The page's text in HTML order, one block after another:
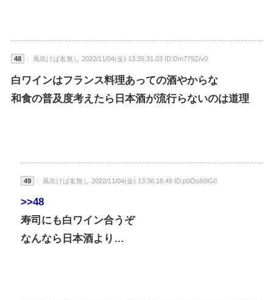
48 ： 風吹けば名無し 2022/11/04(金) 13:35:31.03 ID:Dm779Z/v0
白ワインはフランス料理あっての酒やからな
和食の普及度考えたら日本酒が流行らないのは道理
49 ： 風吹けば名無し 2022/11/04(金) 13:36:18.49 ID:p0Os6i9G0
>>48
寿司にも白ワイン合うぞ
なんなら日本酒より…